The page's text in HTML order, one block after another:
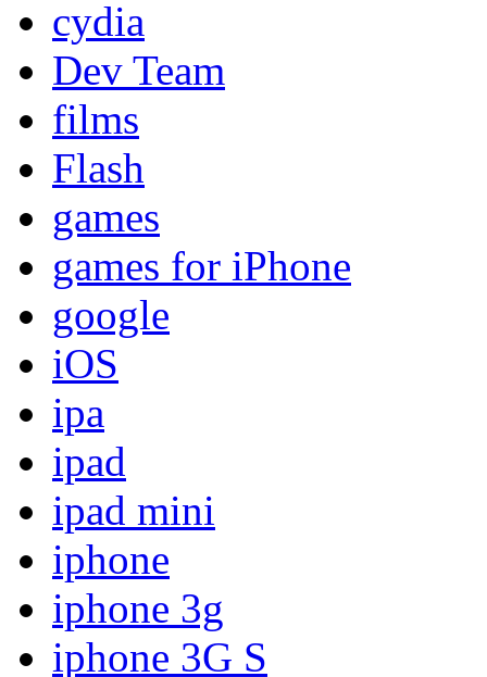
cydia
Dev Team
films
Flash
games
games for iPhone
google
iOS
ipa
ipad
ipad mini
iphone
iphone 3g
iphone 3G S